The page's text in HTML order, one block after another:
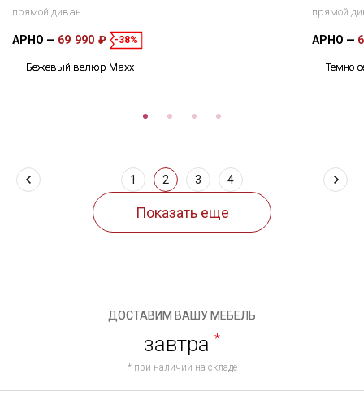
прямой диван
АРНО 69 990 ₽ -38%
Бежевый велюр Maxx
прямой
АРНО
Темно-
1 2 3 4
ДОСТАВИМ ВАШУ МЕБЕЛЬ
завтра *
* при наличии на складе